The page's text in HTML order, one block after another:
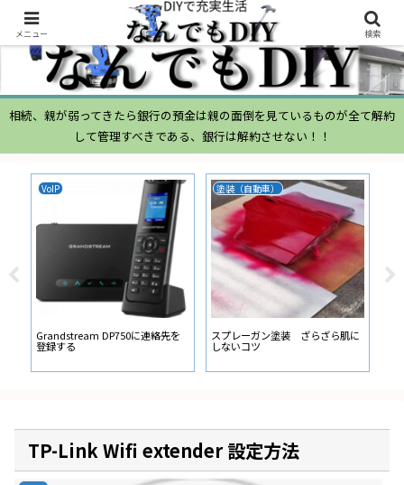
相続、親が弱ってきたら銀行の預金は親の面倒を見ているものが全て解約
して管理すべきである、銀行は解約させない！！
VoIP
Grandstream DP750に連絡先を
登録する
塗装（自動車）
スプレーガン塗装 ざらざら肌に
しないコツ
ム
TP-Link Wifi extender 設定方法
メニュー 検索